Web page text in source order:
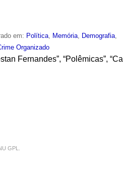
em: Política Memória Demografia
Organizado
Fernandes”, “Polêmicas”,
GPL